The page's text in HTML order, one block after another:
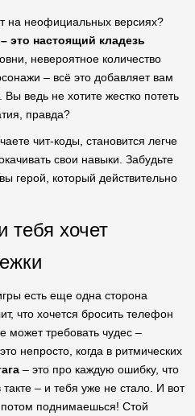
на неофициальных версиях?
это настоящий кладезь
невероятное количество
– всё это добавляет вам
ведь не хотите жестко потеть
правда?
чит-коды, становится легче
свои навыки. Забудьте
герой, который действительно
тебя хочет
есть еще одна сторона
что хочется бросить телефон
может требовать чудес –
непросто, когда в ритмических
– это про каждую ошибку, что
– и тебя уже не стало. И вот
поднимаешься! Стой